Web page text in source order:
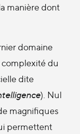
manière dont
domaine
du
dite
). Nul
magnifiques
permettent